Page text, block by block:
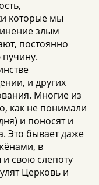
которые мы
злым
постоянно
пучину.
и других
Многие из
как не понимали
и поносят и
Это бывает даже
в
свою слепоту
Церковь и